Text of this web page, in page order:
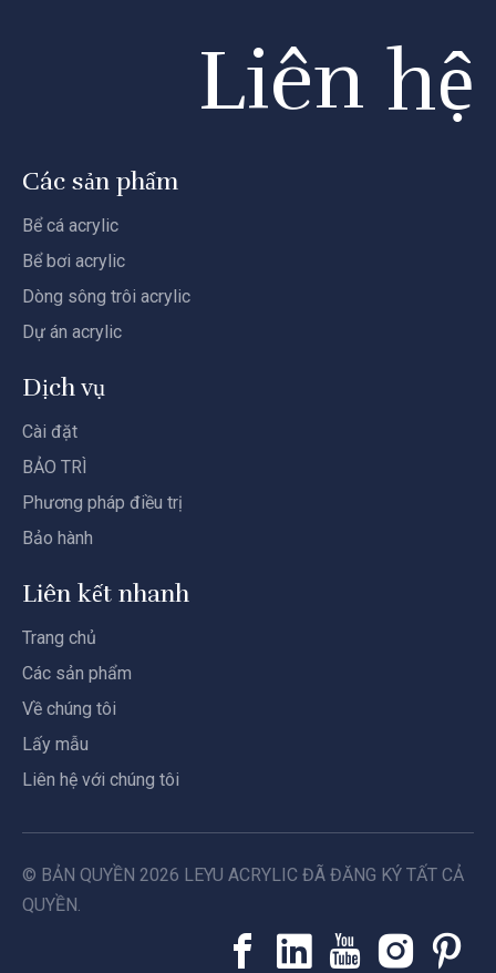
Liên hệ
Các sản phẩm
Bể cá acrylic
Bể bơi acrylic
Dòng sông trôi acrylic
Dự án acrylic
Dịch vụ
Cài đặt
BẢO TRÌ
Phương pháp điều trị
Bảo hành
Liên kết nhanh
Trang chủ
Các sản phẩm
Về chúng tôi
Lấy mẫu
Liên hệ với chúng tôi
© BẢN QUYỀN 2026 LEYU ACRYLIC ĐÃ ĐĂNG KÝ TẤT CẢ
QUYỀN.